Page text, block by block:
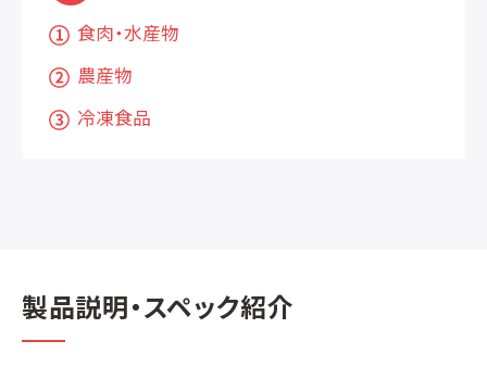
食肉・水産物
農産物
冷凍食品
製品説明・スペック紹介